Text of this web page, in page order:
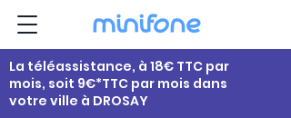
La téléassistance, à 18€ TTC par
mois, soit 9€*TTC par mois dans
votre ville à DROSAY